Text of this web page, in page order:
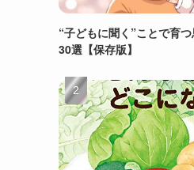
“子どもに聞く”ことで育
30選【保存版】